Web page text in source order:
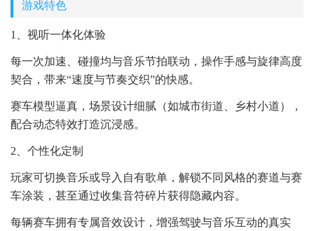
游戏特色
1、视听一体化体验
每一次加速、碰撞均与音乐节拍联动，操作手感与旋律高度
契合，带来“速度与节奏交织”的快感。
赛车模型逼真，场景设计细腻（如城市街道、乡村小道），
配合动态特效打造沉浸感。
2、个性化定制
玩家可切换音乐或导入自有歌单，解锁不同风格的赛道与赛
车涂装，甚至通过收集音符碎片获得隐藏内容。
每辆赛车拥有专属音效设计，增强驾驶与音乐互动的真实